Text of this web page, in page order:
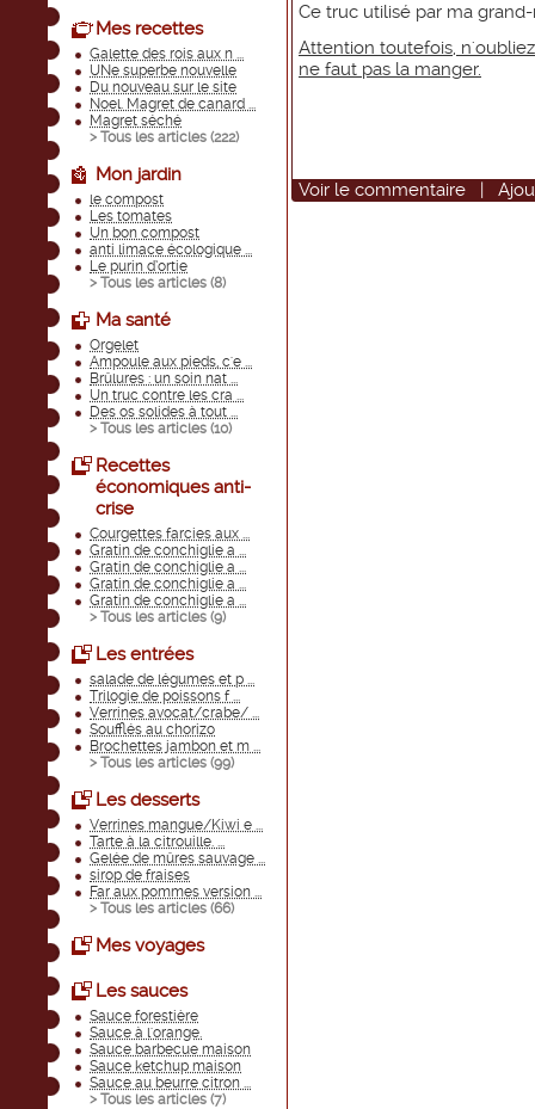
Mes recettes
Galette des rois aux n ...
UNe superbe nouvelle
Du nouveau sur le site
Noel. Magret de canard ...
Magret séché
> Tous les articles (222)
Mon jardin
le compost
Les tomates
Un bon compost
anti limace écologique ...
Le purin d’ortie
> Tous les articles (8)
Ma santé
Orgelet
Ampoule aux pieds, c'e ...
Brûlures : un soin nat ...
Un truc contre les cra ...
Des os solides à tout ...
> Tous les articles (10)
Recettes
économiques anti-
crise
Courgettes farcies aux ...
Gratin de conchiglie a ...
Gratin de conchiglie a ...
Gratin de conchiglie a ...
Gratin de conchiglie a ...
> Tous les articles (9)
Les entrées
salade de légumes et p ...
Trilogie de poissons f ...
Verrines avocat/crabe/ ...
Soufflés au chorizo
Brochettes jambon et m ...
> Tous les articles (99)
Les desserts
Verrines mangue/Kiwi e ...
Tarte à la citrouille. ...
Gelée de mûres sauvage ...
sirop de fraises
Far aux pommes version ...
> Tous les articles (66)
Mes voyages
Les sauces
Sauce forestière
Sauce à l'orange.
Sauce barbecue maison
Sauce ketchup maison
Sauce au beurre citron ...
> Tous les articles (7)
Ce truc utilisé par ma
Attention toutefois,
ne faut pas la manger.
Voir le commentaire |